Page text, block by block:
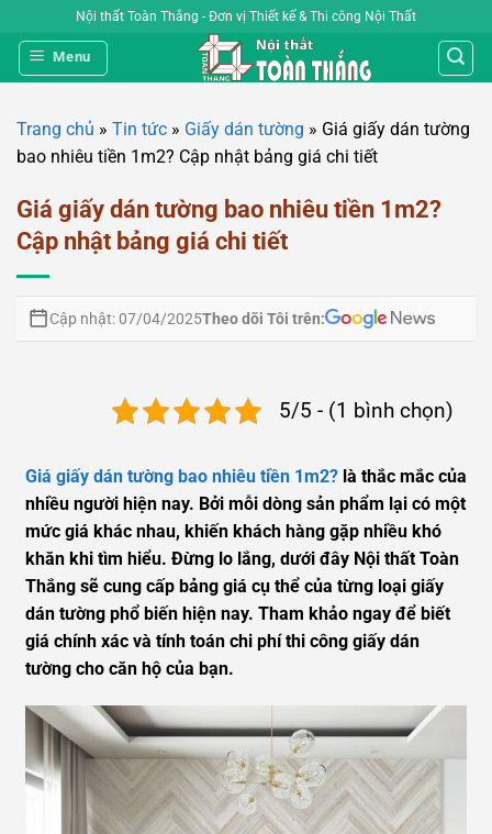
qua
nội
Nội thất Toàn Thắng - Đơn vị Thiết kế & Thi công Nội Thất
Menu
Trang chủ » Tin tức » Giấy dán tường » Giá giấy dán tường
bao nhiêu tiền 1m2? Cập nhật bảng giá chi tiết
Giá giấy dán tường bao nhiêu tiền 1m2?
Cập nhật bảng giá chi tiết
Cập nhật: 07/04/2025Theo dõi Tôi trên:
5/5 - (1 bình chọn)
Giá giấy dán tường bao nhiêu tiền 1m2? là thắc mắc của
nhiều người hiện nay. Bởi mỗi dòng sản phẩm lại có một
mức giá khác nhau, khiến khách hàng gặp nhiều khó
khăn khi tìm hiểu. Đừng lo lắng, dưới đây Nội thất Toàn
Thắng sẽ cung cấp bảng giá cụ thể của từng loại giấy
dán tường phổ biến hiện nay. Tham khảo ngay để biết
giá chính xác và tính toán chi phí thi công giấy dán
tường cho căn hộ của bạn.